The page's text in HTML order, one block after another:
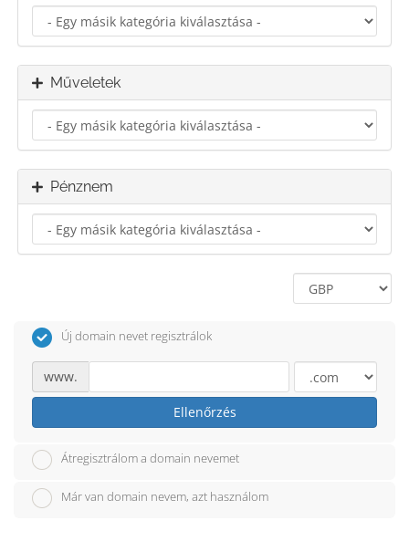
Műveletek
Pénznem
Új domain nevet regisztrálok
www.
Ellenőrzés
Átregisztrálom a domain nevemet
Már van domain nevem, azt használom